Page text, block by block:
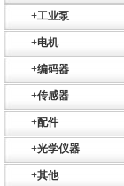
+工业泵
+电机
+编码器
+传感器
+配件
+光学仪器
+其他
德